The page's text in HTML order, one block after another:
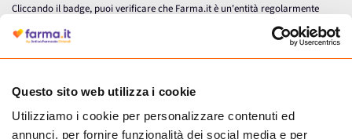
Questo sito web utilizza i cookie
Utilizziamo i cookie per personalizzare contenuti ed
annunci, per fornire funzionalità dei social media e per
Cliccando il badge, puoi verificare che Farma.it è un'entità regolarmente
autorizzata dal Ministero della Salute a effettuare la vendita online di
medicinali.